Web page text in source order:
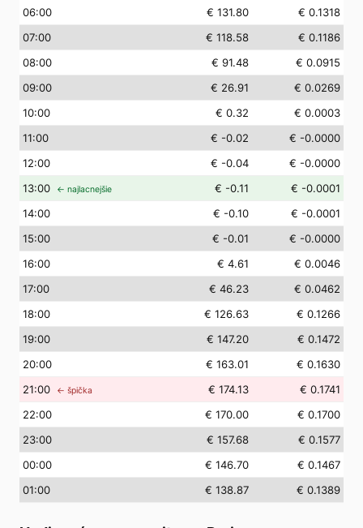
06:00 € 131.80
€ 0.1318
07:00 € 118.58
€ 0.1186
08:00 € 91.48
€ 0.0915
09:00 € 26.91
€ 0.0269
10:00 € 0.32
€ 0.0003
11:00 € -0.02
€ -0.0000
12:00 € -0.04
€ -0.0000
13:00 ← najlacnejšie € -0.11
€ -0.0001
14:00 € -0.10
€ -0.0001
15:00 € -0.01
€ -0.0000
16:00 € 4.61
€ 0.0046
17:00 € 46.23
€ 0.0462
18:00 € 126.63
€ 0.1266
19:00 € 147.20
€ 0.1472
20:00 € 163.01
€ 0.1630
21:00 ← špička € 174.13
€ 0.1741
22:00 € 170.00
€ 0.1700
23:00 € 157.68
€ 0.1577
00:00 € 146.70
€ 0.1467
01:00 € 138.87 € 0.1389